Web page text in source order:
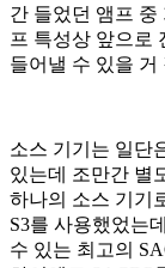
간 들었던 앰프 중
프 특성상 앞으로
들어낼 수 있을 거
소스 기기는 일단
있는데 조만간 별
하나의 소스 기기
S3를 사용했었는
수 있는 최고의